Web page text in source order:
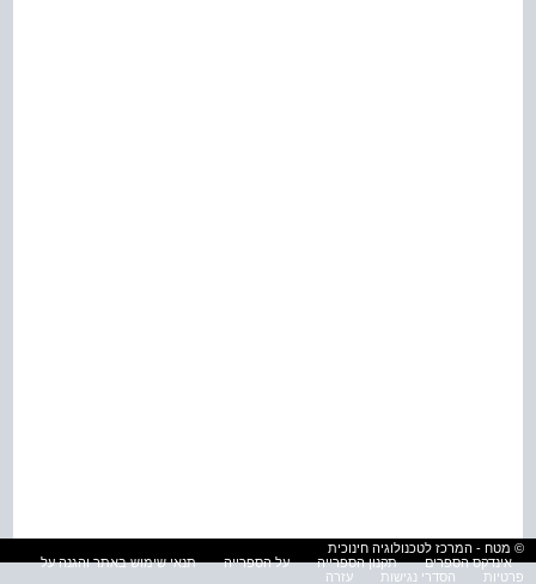
© מטח - המרכז לטכנולוגיה חינוכית
אינדקס הספרים
תקנון הספרייה על הספרייה
תנאי שימוש באתר והגנה על
פרטיות
הסדרי נגישות עזרה